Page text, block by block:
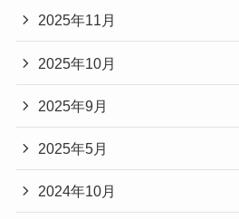
2025年11月
2025年10月
2025年9月
2025年5月
2024年10月